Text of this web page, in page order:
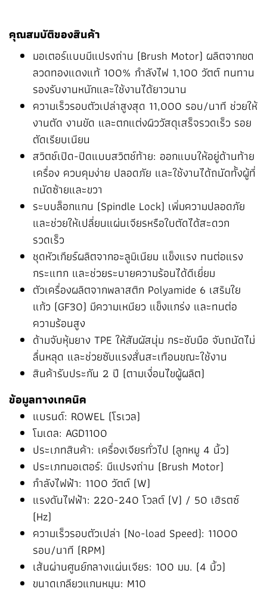
คุณสมบัติของสินค้า
มอเตอร์แบบมีแปรงถ่าน (Brush Motor) ผลิตจากขด
ลวดทองแดงแท้ 100% กำลังไฟ 1,100 วัตต์ ทนทาน
รองรับงานหนักและใช้งานได้ยาวนาน
ความเร็วรอบตัวเปล่าสูงสุด 11,000 รอบ/นาที ช่วยให้
งานตัด งานขัด และตกแต่งผิววัสดุเสร็จรวดเร็ว รอย
ตัดเรียบเนียน
สวิตช์เปิด-ปิดแบบสวิตช์ท้าย: ออกแบบให้อยู่ด้านท้าย
เครื่อง ควบคุมง่าย ปลอดภัย และใช้งานได้ถนัดทั้งผู้ที่
ถนัดซ้ายและขวา
ระบบล็อกแกน (Spindle Lock) เพิ่มความปลอดภัย
และช่วยให้เปลี่ยนแผ่นเจียรหรือใบตัดได้สะดวก
รวดเร็ว
ชุดหัวเกียร์ผลิตจากอะลูมิเนียม แข็งแรง ทนต่อแรง
กระแทก และช่วยระบายความร้อนได้ดีเยี่ยม
ตัวเครื่องผลิตจากพลาสติก Polyamide 6 เสริมใย
แก้ว (GF30) มีความเหนียว แข็งแกร่ง และทนต่อ
ความร้อนสูง
ด้ามจับหุ้มยาง TPE ให้สัมผัสนุ่ม กระชับมือ จับถนัดไม่
ลื่นหลุด และช่วยซับแรงสั่นสะเทือนขณะใช้งาน
สินค้ารับประกัน 2 ปี (ตามเงื่อนไขผู้ผลิต)
ข้อมูลทางเทคนิค
แบรนด์: ROWEL (โรเวล)
โมเดล: AGD1100
ประเภทสินค้า: เครื่องเจียรทั่วไป (ลูกหมู 4 นิ้ว)
ประเภทมอเตอร์: มีแปรงถ่าน (Brush Motor)
กำลังไฟฟ้า: 1100 วัตต์ (W)
แรงดันไฟฟ้า: 220-240 โวลต์ (V) / 50 เฮิรตซ์
(Hz)
ความเร็วรอบตัวเปล่า (No-load Speed): 11000
รอบ/นาที (RPM)
เส้นผ่านศูนย์กลางแผ่นเจียร: 100 มม. (4 นิ้ว)
ขนาดเกลียวแกนหมุน: M10